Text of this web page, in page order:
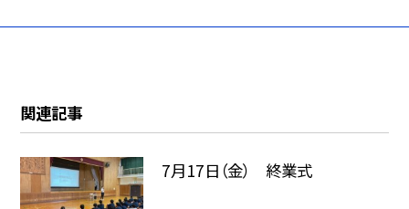
関連記事
7月17日（金） 終業式